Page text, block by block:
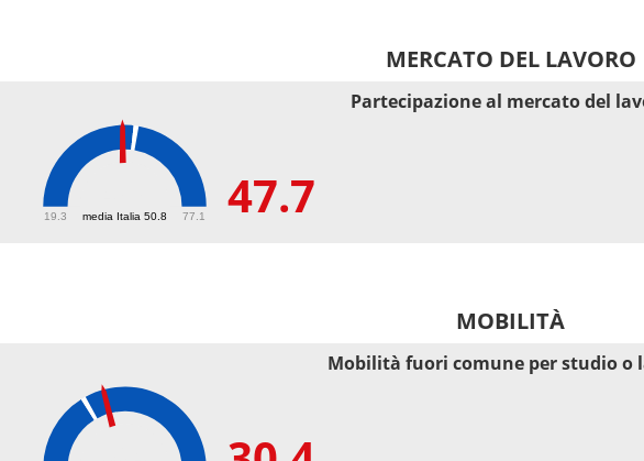
MERCATO DEL LAVORO
media Italia 50.8
19.3 77.1 47.7
Partecipazione al mercato del
MOBILITÀ
Mobilità fuori comune per studio o